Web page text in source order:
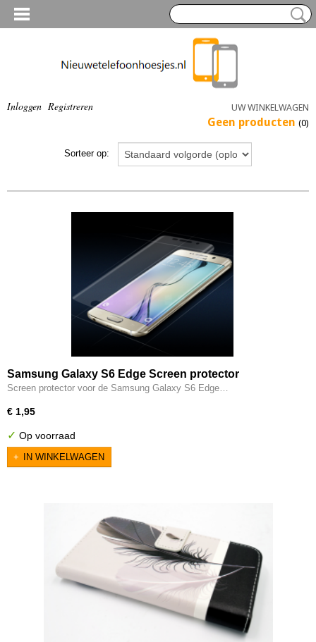
Inloggen Registreren UW WINKELWAGEN
Geen producten (0)
Sorteer op:
Samsung Galaxy S6 Edge Screen protector
Screen protector voor de Samsung Galaxy S6 Edge…
€ 1,95
✓ Op voorraad
IN WINKELWAGEN